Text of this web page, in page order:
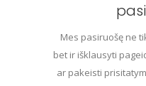
Mes pasiruošę ne
bet ir išklausyti
ar pakeisti